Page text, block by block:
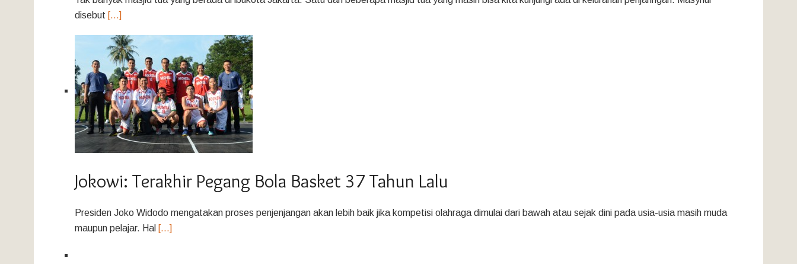
disebut […]
Jokowi: Terakhir Pegang Bola Basket 37 Tahun Lalu
Presiden Joko Widodo mengatakan proses penjenjangan akan lebih baik jika kompetisi olahraga dimulai dari bawah atau sejak dini pada usia-usia masih muda
maupun pelajar. Hal […]